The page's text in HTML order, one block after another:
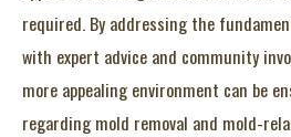
required. By addressing the
with expert advice and community
more appealing environment can be
regarding mold removal and mold-